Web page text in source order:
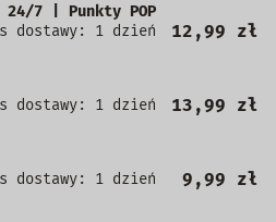
24/7 | Punkty POP
dostawy: 1 dzień
12,99 zł
dostawy: 1 dzień
13,99 zł
dostawy: 1 dzień
9,99 zł